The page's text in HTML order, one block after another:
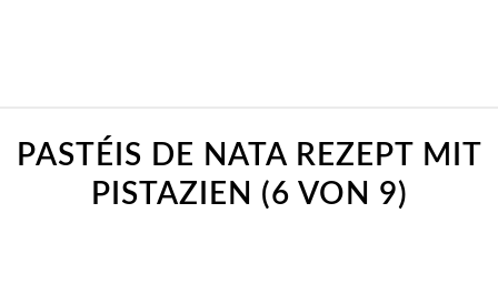
PASTÉIS DE NATA REZEPT MIT
PISTAZIEN (6 VON 9)